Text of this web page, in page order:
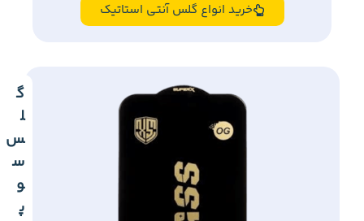
خرید انواع گلس آنتی استاتیک
گ
ل
س
س
و
پ